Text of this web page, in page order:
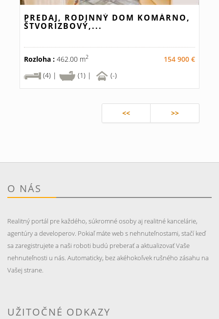
PREDAJ, RODINNÝ DOM KOMÁRNO,
ŠTVORIZBOVÝ,...
Rozloha : 462.00 m2
154 900 €
(4) |
(1) | (-)
<< >>
O NÁS
Realitný portál pre každého, súkromné osoby aj realitné kancelárie,
agentúry a developerov. Pokiaľ máte web s nehnuteľnostami, stačí keď
sa zaregistrujete a naši roboti budú preberať a aktualizovať Vaše
nehnuteľnosti u nás. Automaticky, bez akéhokoľvek rušného zásahu na
Vašej strane.
UŽITOČNÉ ODKAZY